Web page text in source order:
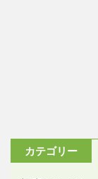
カテゴリー